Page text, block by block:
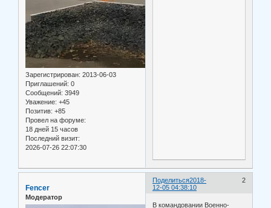
Зарегистрирован: 2013-06-03
Приглашений: 0
Сообщений: 3949
Уважение: +45
Позитив: +85
Провел на форуме:
18 дней 15 часов
Последний визит:
2026-07-26 22:07:30
Поделиться 2
2018-
12-05 04:38:10
Fencer
Модератор
В командовании Военно-